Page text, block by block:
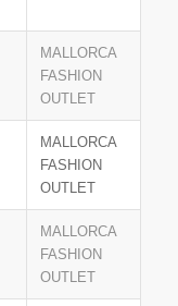
MALLORCA
FASHION
OUTLET
MALLORCA
FASHION
OUTLET
MALLORCA
FASHION
OUTLET